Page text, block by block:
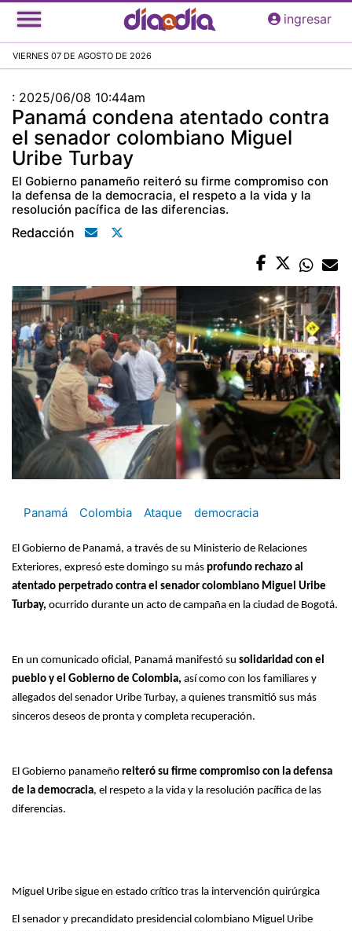
Pasar
al
principal
ingresar
VIERNES 07 DE AGOSTO DE 2026
: 2025/06/08 10:44am
Panamá condena atentado contra
el senador colombiano Miguel
Uribe Turbay
El Gobierno panameño reiteró su firme compromiso con
la defensa de la democracia, el respeto a la vida y la
resolución pacífica de las diferencias.
Redacción
Panamá Colombia Ataque democracia
El Gobierno de Panamá, a través de su Ministerio de Relaciones
Exteriores, expresó este domingo su más profundo rechazo al
atentado perpetrado contra el senador colombiano Miguel Uribe
Turbay, ocurrido durante un acto de campaña en la ciudad de Bogotá.
En un comunicado oficial, Panamá manifestó su solidaridad con el
pueblo y el Gobierno de Colombia, así como con los familiares y
allegados del senador Uribe Turbay, a quienes transmitió sus más
sinceros deseos de pronta y completa recuperación.
El Gobierno panameño reiteró su firme compromiso con la defensa
de la democracia, el respeto a la vida y la resolución pacífica de las
diferencias.
Miguel Uribe sigue en estado crítico tras la intervención quirúrgica
El senador y precandidato presidencial colombiano Miguel Uribe